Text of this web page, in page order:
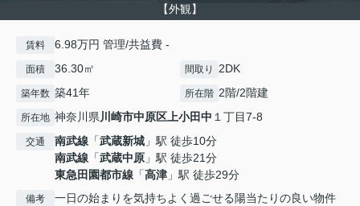
【外観】
賃料 6.98万円 管理/共益費 -
面積 36.30㎡ 間取り 2DK
築年数 築41年 所在階 2階/2階建
所在地 神奈川県川崎市中原区上小田中 １丁目7-8
交通 南武線 「武蔵新城 」駅 徒歩10分
南武線 「武蔵中原 」駅 徒歩21分
東急田園都市線 「高津 」駅 徒歩29分
備考
一日の始まりを気持ちよく過ごせる陽当たりの良い物件